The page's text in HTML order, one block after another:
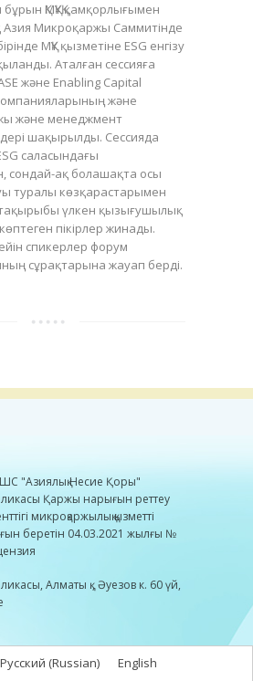
ҚМҚҰҚ қамқорлығымен
Микроқаржы Саммитінде
МҚҰ қызметіне ESG енгізу
Аталған сессияға
және Enabling Capital
және
және менеджмент
шақырылды. Сессияда
саласындағы
сондай-ақ болашақта осы
туралы көзқарастарымен
тақырыбы үлкен қызығушылық
пікірлер жинады.
спикерлер форум
сұрақтарына жауап берді.
"Азиялық Несие Қоры"
Қаржы нарығын реттеу
микроқаржылық қызметті
беретін 04.03.2021 жылғы №
Алматы қ., Әуезов к. 60 үй,
Русский (Russian) English